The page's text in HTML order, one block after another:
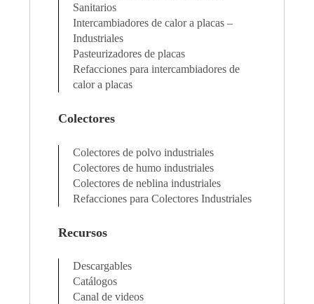
Sanitarios
Intercambiadores de calor a placas –
Industriales
Pasteurizadores de placas
Refacciones para intercambiadores de
calor a placas
Colectores
Colectores de polvo industriales
Colectores de humo industriales
Colectores de neblina industriales
Refacciones para Colectores Industriales
Recursos
Descargables
Catálogos
Canal de videos